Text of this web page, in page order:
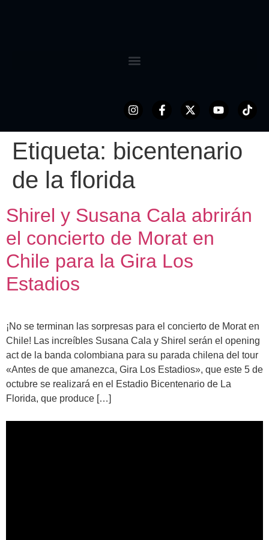
Etiqueta: bicentenario
de la florida
Shirel y Susana Cala abrirán
el concierto de Morat en
Chile para la Gira Los
Estadios
¡No se terminan las sorpresas para el concierto de Morat en
Chile! Las increíbles Susana Cala y Shirel serán el opening
act de la banda colombiana para su parada chilena del tour
«Antes de que amanezca, Gira Los Estadios», que este 5 de
octubre se realizará en el Estadio Bicentenario de La
Florida, que produce […]